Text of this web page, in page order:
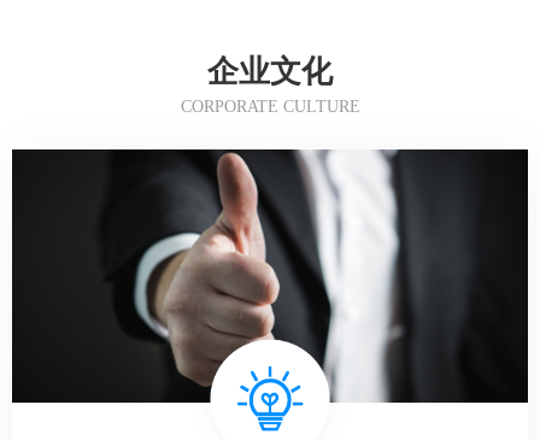
企业文化
CORPORATE CULTURE